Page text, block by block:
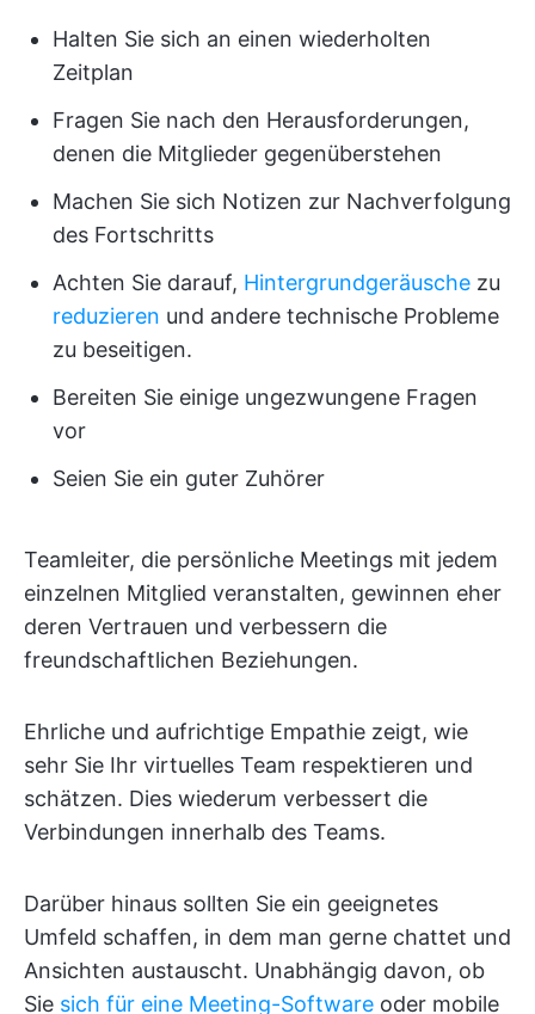
Halten Sie sich an einen wiederholten
Zeitplan
Fragen Sie nach den Herausforderungen,
denen die Mitglieder gegenüberstehen
Machen Sie sich Notizen zur Nachverfolgung
des Fortschritts
Achten Sie darauf, Hintergrundgeräusche zu
reduzieren und andere technische Probleme
zu beseitigen.
Bereiten Sie einige ungezwungene Fragen
vor
Seien Sie ein guter Zuhörer
Teamleiter, die persönliche Meetings mit jedem
einzelnen Mitglied veranstalten, gewinnen eher
deren Vertrauen und verbessern die
freundschaftlichen Beziehungen.
Ehrliche und aufrichtige Empathie zeigt, wie
sehr Sie Ihr virtuelles Team respektieren und
schätzen. Dies wiederum verbessert die
Verbindungen innerhalb des Teams.
Darüber hinaus sollten Sie ein geeignetes
Umfeld schaffen, in dem man gerne chattet und
Ansichten austauscht. Unabhängig davon, ob
Sie sich für eine Meeting-Software oder mobile